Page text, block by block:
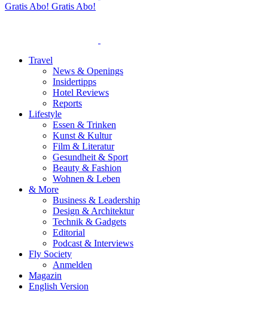
Gratis Abo! Gratis Abo!
Travel
News & Openings
Insidertipps
Hotel Reviews
Reports
Lifestyle
Essen & Trinken
Kunst & Kultur
Film & Literatur
Gesundheit & Sport
Beauty & Fashion
Wohnen & Leben
& More
Business & Leadership
Design & Architektur
Technik & Gadgets
Editorial
Podcast & Interviews
Fly Society
Anmelden
Magazin
English Version